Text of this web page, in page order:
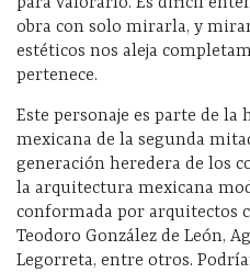
obra con solo mirarla, y
estéticos nos aleja
pertenece.
Este personaje es parte de
mexicana de la segunda
generación heredera de los
la arquitectura mexicana
conformada por arquitectos
Teodoro González de León,
Legorreta, entre otros.